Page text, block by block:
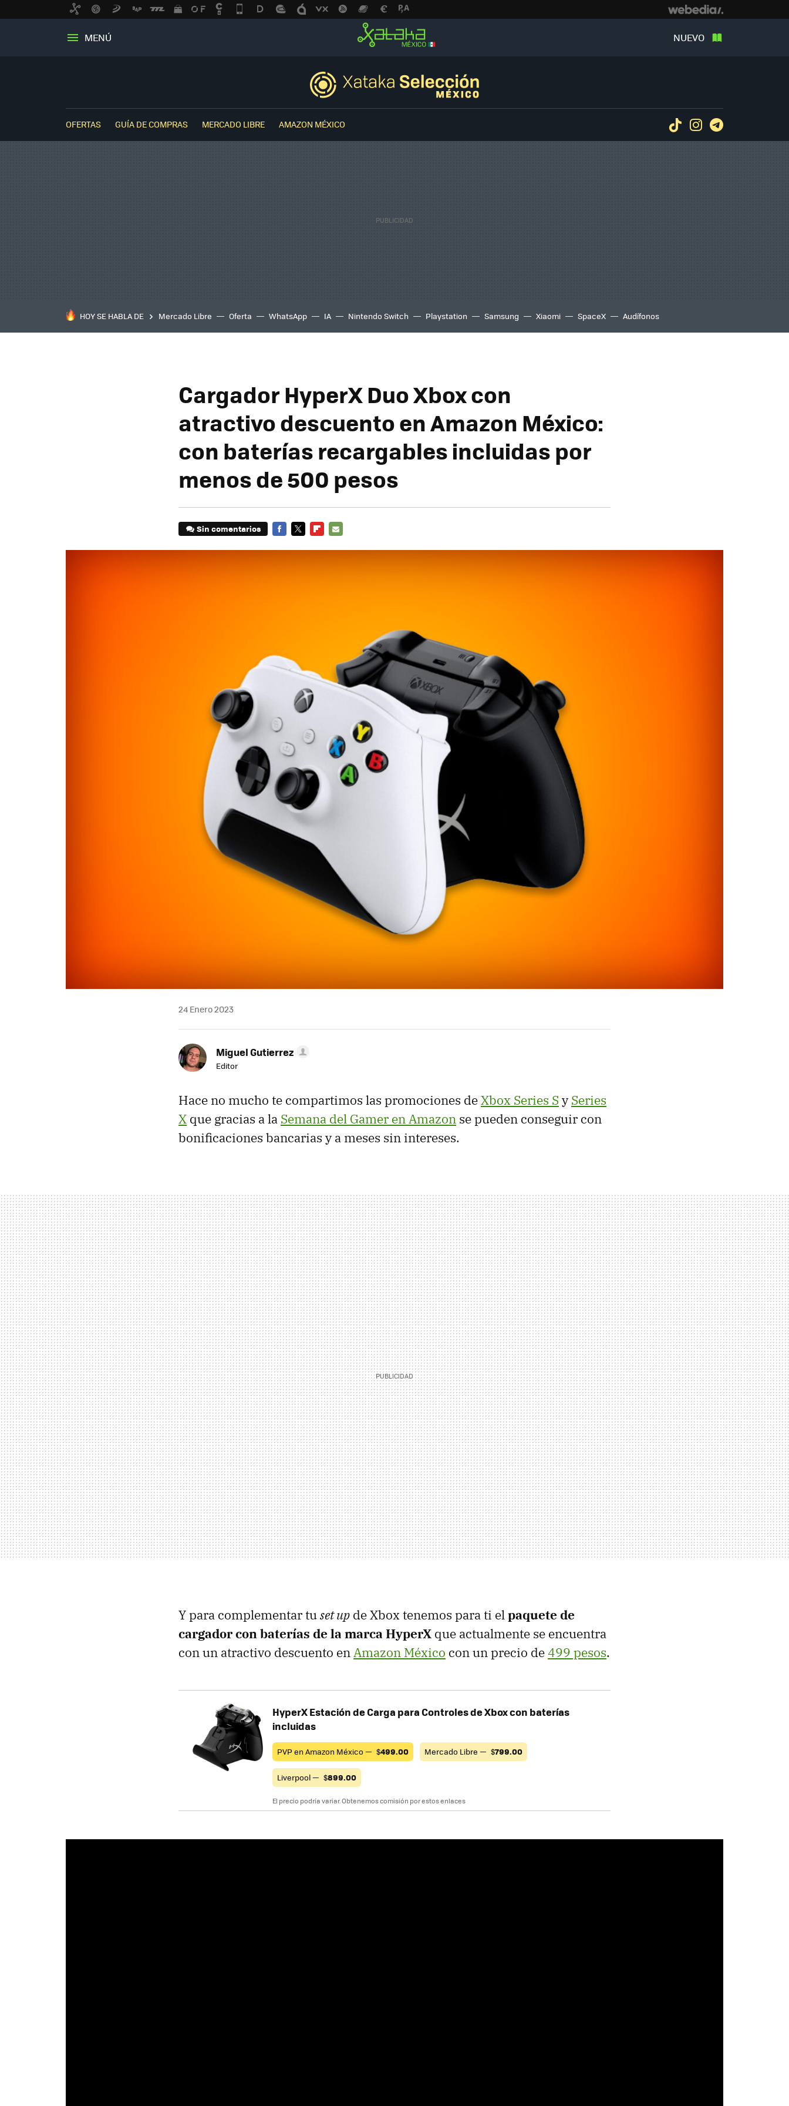
MENÚ NUEVO
OFERTAS GUÍA DE COMPRAS MERCADO LIBRE AMAZON MÉXICO TiktokInstagram
HOY SE HABLA DE Mercado Libre Oferta WhatsApp IA Nintendo Switch Playstation Samsung Xiaomi SpaceX Audífonos
Cargador HyperX Duo Xbox con
atractivo descuento en Amazon México:
con baterías recargables incluidas por
menos de 500 pesos
Sin comentarios
24 Enero 2023
Miguel Gutierrez
Editor
Hace no mucho te compartimos las promociones deXbox Series S ySeries
X que gracias a la Semana del Gamer en Amazon se pueden conseguir con
bonificaciones bancarias y a meses sin intereses.
Y para complementar tuset up de Xbox tenemos para ti elpaquete de
cargador con baterías de la marca HyperX que actualmente se encuentra
con un atractivo descuento enAmazon México con un precio de499 pesos.
HyperX Estación de Carga para Controles de Xbox con baterías
incluidas
PVP en Amazon México — $499.00 Mercado Libre — $799.00
Liverpool — $899.00
El precio podría variar. Obtenemos comisión por estos enlaces